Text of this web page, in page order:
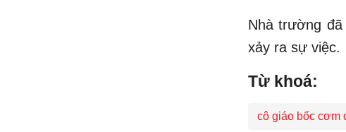
Nhà trường đã
xảy ra sự việc.
Từ khoá:
cô giáo bốc cơm